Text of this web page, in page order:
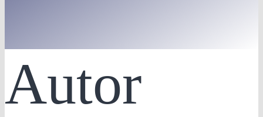
Autor